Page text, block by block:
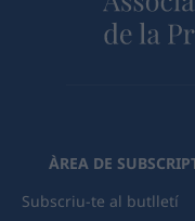
ÀREA DE
Subscriu-te al butlletí